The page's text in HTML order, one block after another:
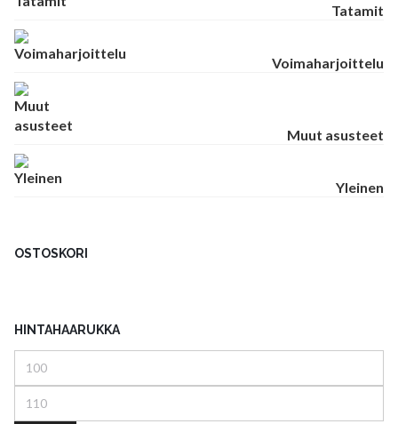
Tatamit
Voimaharjoittelu
Muut asusteet
Yleinen
OSTOSKORI
HINTAHAARUKKA